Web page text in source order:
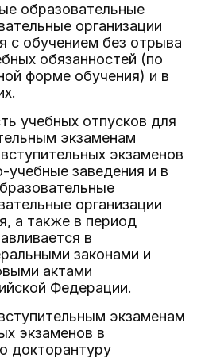
образовательные
организации
с обучением без отрыва
обязанностей (по
форме обучения) и в
учебных отпусков для
экзаменам
экзаменов
учебные заведения и в
организации
а также в период
в
законами и
актами
Федерации.
экзаменам
экзаменов в
докторантуру